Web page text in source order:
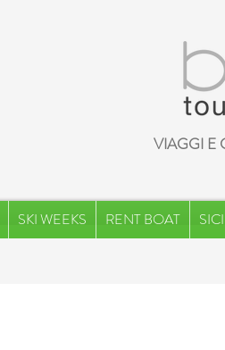
VIAGGI E
SKI WEEKS RENT BOAT